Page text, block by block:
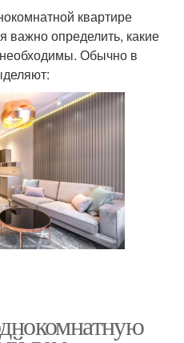
квартире
важно определить, какие
Обычно в